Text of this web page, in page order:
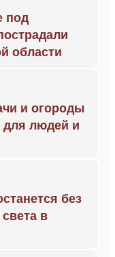
под
области
и огороды
для людей и
без
в